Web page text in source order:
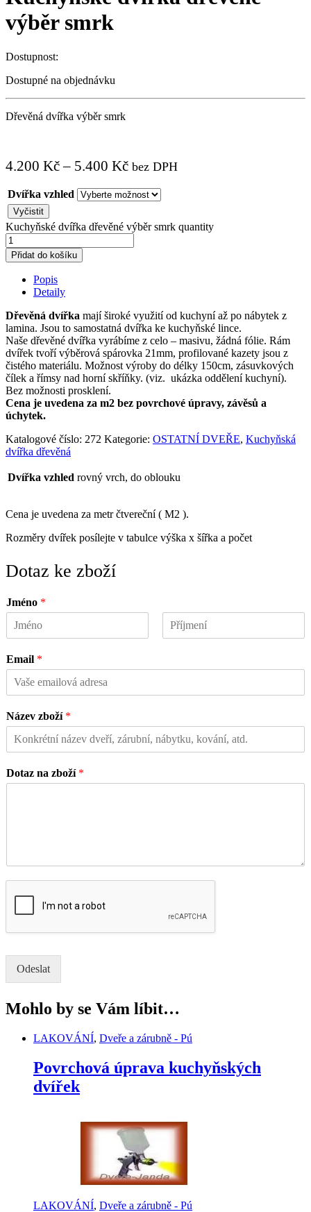
výběr smrk
Dostupnost:
Dostupné na objednávku
Dřevěná dvířka výběr smrk
4.200 Kč– 5.400 Kč bez DPH
Dvířka vzhled
Vyčistit
Kuchyňské dvířka dřevěné výběr smrk quantity
Přidat do košíku
Popis
Detaily
Dřevěná dvířka mají široké využití od kuchyní až po nábytek z
lamina. Jsou to samostatná dvířka ke kuchyňské lince.
Naše dřevěné dvířka vyrábíme z celo – masivu, žádná fólie. Rám
dvířek tvoří výběrová spárovka 21mm, profilované kazety jsou z
čistého materiálu. Možnost výroby do délky 150cm, zásuvkových
čílek a římsy nad horní skříňky. (viz. ukázka oddělení kuchyní).
Bez možnosti prosklení.
Cena je uvedena za m2 bez povrchové úpravy, závěsů a
úchytek.
Katalogové číslo: 272 Kategorie: OSTATNÍ DVEŘE, Kuchyňská
dvířka dřevěná
Dvířka vzhled rovný vrch, do oblouku
Cena je uvedena za metr čtvereční ( M2 ).
Rozměry dvířek posílejte v tabulce výška x šířka a počet
Dotaz ke zboží
Jméno *
jméno
Email *
Název zboží *
Dotaz na zboží *
Odeslat
Mohlo by se Vám líbit…
LAKOVÁNÍ, Dveře a zárubně - Pú
Povrchová úprava kuchyňských
dvířek
LAKOVÁNÍ, Dveře a zárubně - Pú